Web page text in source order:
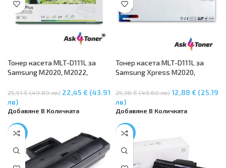
Тонер касета MLT-D111L за
Samsung M2020, M2022,
25,51 € (49.89 лв) 22,45 € (43.91
лв)
Добавяне В Количката
Тонер касета MLT-D111L за
Samsung Xpress M2020,
M2022W, M2026W, M2070,
M2070F, M2070FW, M2070,
M2070W, SL-M2000, SL-M2022,
25,36 € (49.60 лв)12,88 € (25.19
лв)
Добавяне В Количката
-67% -42%